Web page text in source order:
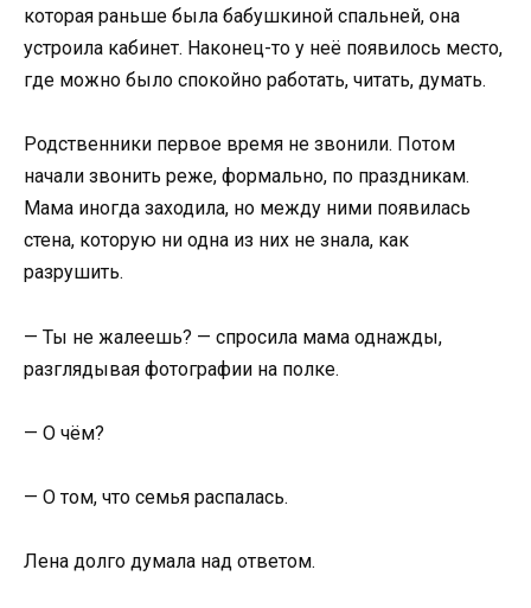
которая раньше была бабушкиной спальней, она
устроила кабинет. Наконец-то у неё появилось место,
где можно было спокойно работать, читать, думать.
Родственники первое время не звонили. Потом
начали звонить реже, формально, по праздникам.
Мама иногда заходила, но между ними появилась
стена, которую ни одна из них не знала, как
разрушить.
— Ты не жалеешь? — спросила мама однажды,
разглядывая фотографии на полке.
— О чём?
— О том, что семья распалась.
Лена долго думала над ответом.